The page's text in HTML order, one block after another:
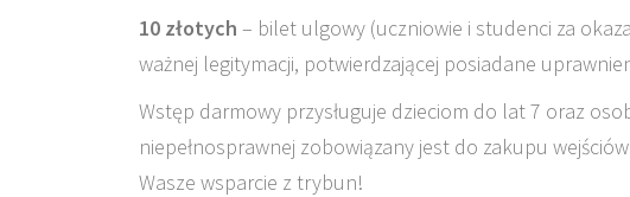
10 złotych – bilet ulgowy (uczniowie i studenci za
ważnej legitymacji, potwierdzającej posiadane
Wstęp darmowy przysługuje dzieciom do lat 7 oraz
niepełnosprawnej zobowiązany jest do zakupu
Wasze wsparcie z trybun!